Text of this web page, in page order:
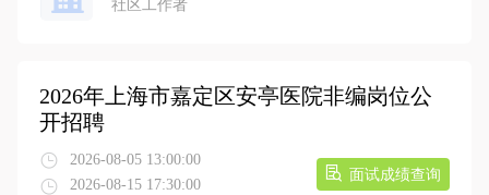
社区工作者
2026年上海市嘉定区安亭医院非编岗位公
开招聘
2026-08-05 13:00:00
2026-08-15 17:30:00
面试成绩查询